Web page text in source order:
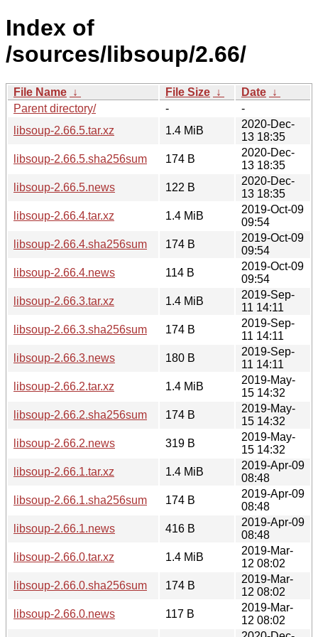
Index of
/sources/libsoup/2.66/
File Name ↓ File Size ↓ Date ↓
Parent directory/
-
-
libsoup-2.66.5.tar.xz
1.4 MiB
2020-Dec-
13 18:35
libsoup-2.66.5.sha256sum
174 B
2020-Dec-
13 18:35
libsoup-2.66.5.news
122 B
2020-Dec-
13 18:35
libsoup-2.66.4.tar.xz
1.4 MiB
2019-Oct-09
09:54
libsoup-2.66.4.sha256sum
174 B
2019-Oct-09
09:54
libsoup-2.66.4.news
114 B
2019-Oct-09
09:54
libsoup-2.66.3.tar.xz
1.4 MiB
2019-Sep-
11 14:11
libsoup-2.66.3.sha256sum
174 B
2019-Sep-
11 14:11
libsoup-2.66.3.news
180 B
2019-Sep-
11 14:11
libsoup-2.66.2.tar.xz
1.4 MiB
2019-May-
15 14:32
libsoup-2.66.2.sha256sum
174 B
2019-May-
15 14:32
libsoup-2.66.2.news
319 B
2019-May-
15 14:32
libsoup-2.66.1.tar.xz
1.4 MiB
2019-Apr-09
08:48
libsoup-2.66.1.sha256sum
174 B
2019-Apr-09
08:48
libsoup-2.66.1.news
416 B
2019-Apr-09
08:48
libsoup-2.66.0.tar.xz
1.4 MiB
2019-Mar-
12 08:02
libsoup-2.66.0.sha256sum
174 B
2019-Mar-
12 08:02
libsoup-2.66.0.news
117 B
2019-Mar-
12 08:02